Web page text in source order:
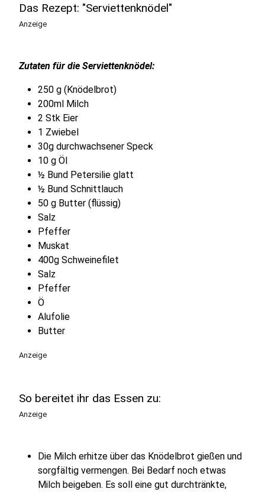
Das Rezept: "Serviettenknödel"
Anzeige
Zutaten für die Serviettenknödel:
250 g (Knödelbrot)
200ml Milch
2 Stk Eier
1 Zwiebel
30g durchwachsener Speck
10 g Öl
½ Bund Petersilie glatt
½ Bund Schnittlauch
50 g Butter (flüssig)
Salz
Pfeffer
Muskat
400g Schweinefilet
Salz
Pfeffer
Ö
Alufolie
Butter
Anzeige
So bereitet ihr das Essen zu:
Anzeige
Die Milch erhitze über das Knödelbrot gießen und
sorgfältig vermengen. Bei Bedarf noch etwas
Milch beigeben. Es soll eine gut durchtränkte,